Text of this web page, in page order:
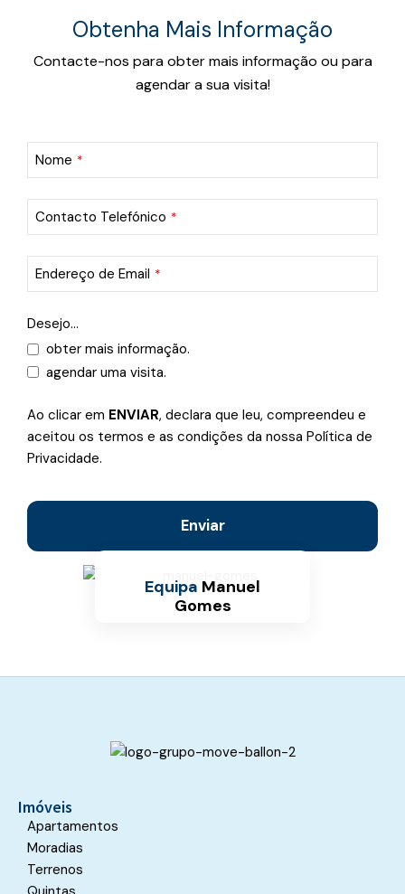
Obtenha Mais Informação
Contacte-nos para obter mais informação ou para
agendar a sua visita!
Nome *
Contacto Telefónico *
Endereço de Email *
Desejo...
obter mais informação.
agendar uma visita.
Ao clicar em ENVIAR, declara que leu, compreendeu e
aceitou os termos e as condições da nossa Política de
Privacidade.
Enviar
Equipa Manuel
Gomes
Imóveis
Apartamentos
Moradias
Terrenos